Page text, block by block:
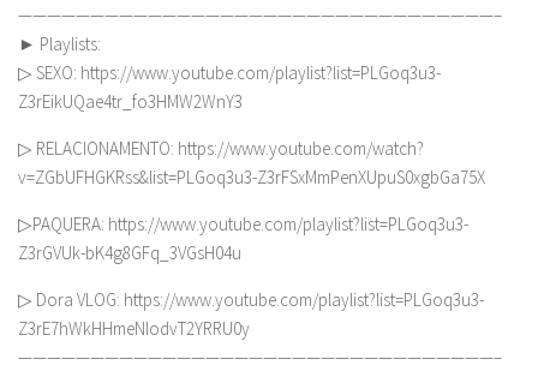
—————————————————————————————————–
► Playlists:
▷ SEXO: https://www.youtube.com/playlist?list=PLGoq3u3-
Z3rEikUQae4tr_fo3HMW2WnY3
▷ RELACIONAMENTO: https://www.youtube.com/watch?
v=ZGbUFHGKRss&list=PLGoq3u3-Z3rFSxMmPenXUpuS0xgbGa75X
▷PAQUERA: https://www.youtube.com/playlist?list=PLGoq3u3-
Z3rGVUk-bK4g8GFq_3VGsH04u
▷ Dora VLOG: https://www.youtube.com/playlist?list=PLGoq3u3-
Z3rE7hWkHHmeNIodvT2YRRU0y
—————————————————————————————————–